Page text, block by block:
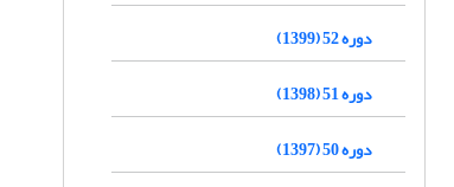
دوره 52 (1399)
دوره 51 (1398)
دوره 50 (1397)